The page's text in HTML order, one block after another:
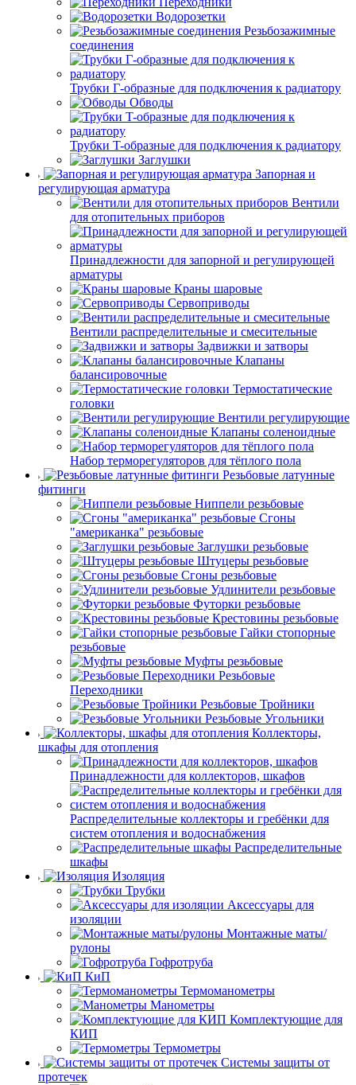
Водорозетки
Резьбозажимные
соединения
Трубки Г-образные для подключения к радиатору
Обводы
Трубки T-образные для подключения к радиатору
Заглушки
Запорная и
регулирующая арматура
Вентили
для отопительных приборов
Принадлежности для запорной и регулирующей
арматуры
Краны шаровые
Сервоприводы
Вентили распределительные и смесительные
Задвижки и затворы
Клапаны
балансировочные
Термостатические
головки
Вентили регулирующие
Клапаны соленоидные
Набор терморегуляторов для тёплого пола
Резьбовые латунные
фитинги
Ниппели резьбовые
Сгоны
"американка" резьбовые
Заглушки резьбовые
Штуцеры резьбовые
Сгоны резьбовые
Удлинители резьбовые
Футорки резьбовые
Крестовины резьбовые
Гайки стопорные
резьбовые
Муфты резьбовые
Резьбовые
Переходники
Резьбовые Тройники
Резьбовые Угольники
Коллекторы,
шкафы для отопления
Принадлежности для коллекторов, шкафов
Распределительные коллекторы и гребёнки для
систем отопления и водоснабжения
Распределительные
шкафы
Изоляция
Трубки
Аксессуары для
изоляции
Монтажные маты/
рулоны
Гофротруба
КиП
Термоманометры
Манометры
Комплектующие для
КИП
Термометры
Системы защиты от
протечек